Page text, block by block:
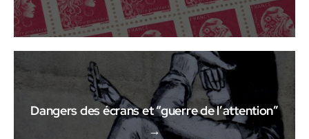
→
Dangers des écrans et “guerre de l’attention”